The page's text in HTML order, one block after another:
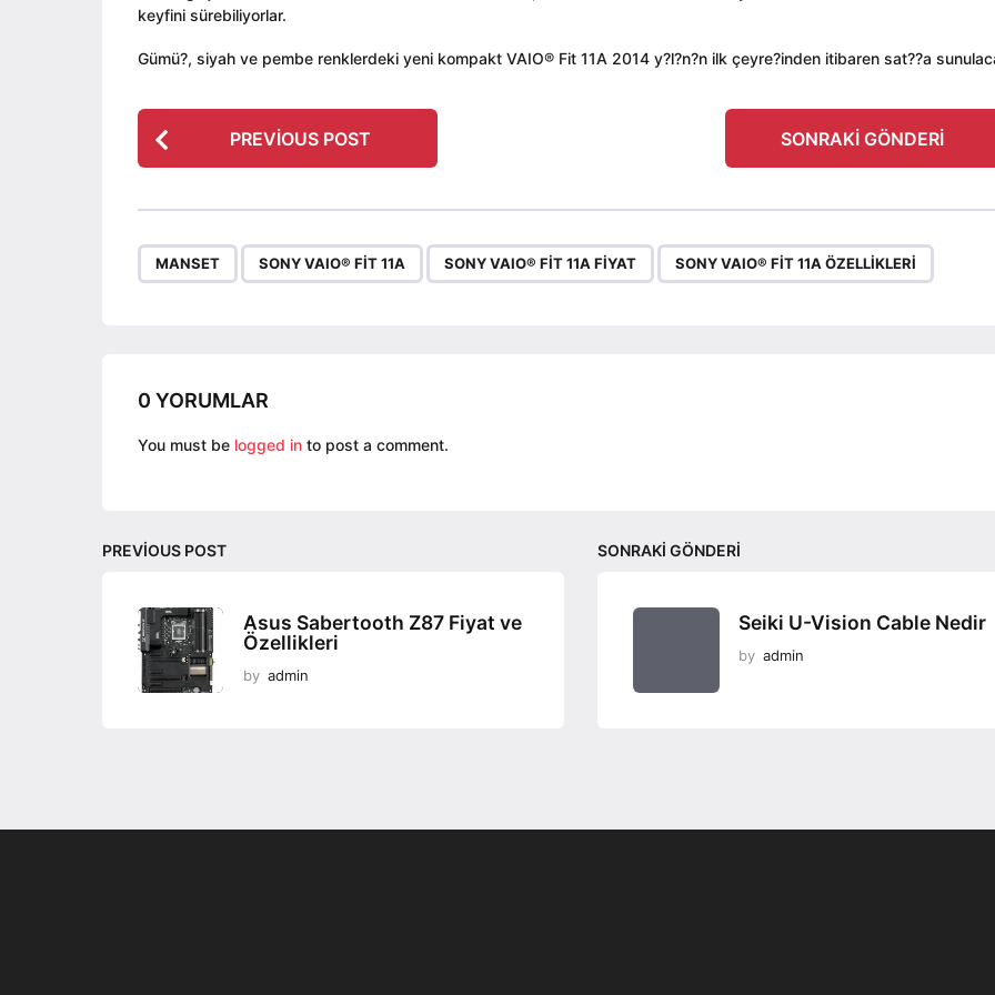
keyfini sürebiliyorlar.
Gümü?, siyah ve pembe renklerdeki yeni kompakt VAIO® Fit 11A 2014 y?l?n?n ilk çeyre?inden itibaren sat??a
P
o
t
P
a
a
t
PREVIOUS POST SONRAKI GÖNDERI
MANSET SONY VAIO® FIT 11A SONY VAIO® FIT 11A FIYAT SONY VAIO® FIT 11A ÖZELLIKLERI
0 YORUMLAR
You must be logged in to post a comment.
PREVIOUS POST
Asus Sabertooth Z87 Fiyat ve
Özellikleri
by admin
SONRAKI GÖNDERI
Seiki U-Vision Cable Nedir
by admin